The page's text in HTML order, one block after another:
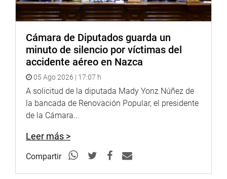
Cámara de Diputados guarda un
minuto de silencio por víctimas del
accidente aéreo en Nazca
05 Ago 2026 | 17:07 h
A solicitud de la diputada Mady Yonz Núñez de
la bancada de Renovación Popular, el presidente
de la Cámara...
Leer más >
Compartir